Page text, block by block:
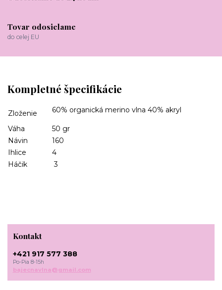
Tovar odosielame
do celej EU
Kompletné špecifikácie
Zloženie 60% organická merino vlna 40% akryl
Váha
50 gr
Návin
160
Ihlice
4
Háčik
3
Kontakt
+421 917 577 388
Po-Pia 8-15h
bajecnavlna@gmail.com